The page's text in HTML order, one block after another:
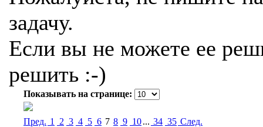
задачу.
Если вы не можете ее
решить :-)
Показывать на странице:
Пред. 1 2 3 4 5 6 7 8 9 10... 34 35 Cлед.